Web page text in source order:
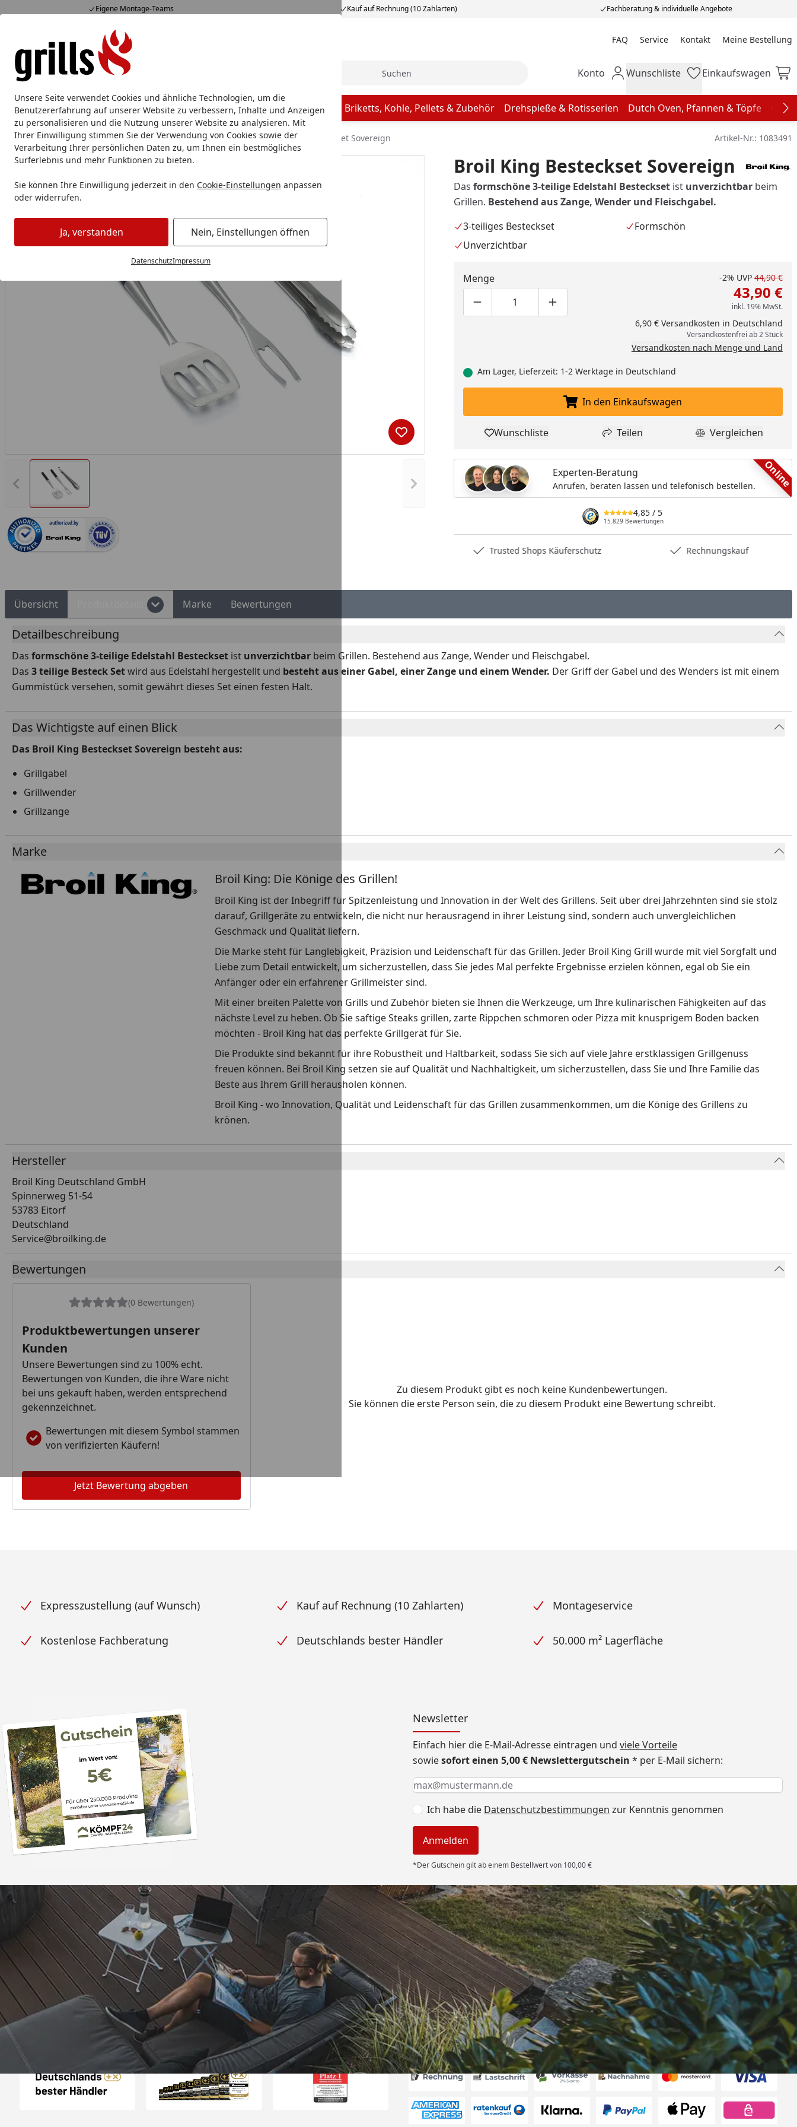
Unsere Seite verwendet Cookies und ähnliche Technologien, um die
Benutzererfahrung auf unserer Website zu verbessern, Inhalte und Anzeigen
zu personalisieren und die Nutzung unserer Website zu analysieren. Mit
Ihrer Einwilligung stimmen Sie der Verwendung von Cookies sowie der
Verarbeitung Ihrer persönlichen Daten zu, um Ihnen ein bestmögliches
Surferlebnis und mehr Funktionen zu bieten.
Sie können Ihre Einwilligung jederzeit in den Cookie-Einstellungen anpassen
oder widerrufen.
Ja, verstanden Nein, Einstellungen öffnen
DatenschutzImpressum
Eigene Montage-Teams Kauf auf Rechnung (10 Zahlarten) Fachberatung & individuelle Angebote
Mo-Fr. 8-16 Uhr 15.829 Bewertungen FAQ Service Kontakt Meine Bestellung
Meine Bestellung
Alle Produkte
Alle ProdukteMarken Mein Konto
Konto Wunschliste
Wunschliste Einkaufswagen
Einkaufswagen
Grillzubehör Aluschale Burgerpresse & Zubehör Butcher Paper Briketts, Kohle, Pellets & Zubehör Drehspieße & Rotisserien Dutch Oven, Pfannen & Töpfe
Startseite
Grillzubehör Grillbesteck Grillzangen & Grillpinzetten Broil King Besteckset Sovereign Artikel-Nr.: 1083491
Vorheriges Bild anzeigen Nächstes Bild anzeigen
Produkt zur Wunschliste hinzufügen
authorized.by
Broil King Besteckset Sovereign
Das formschöne 3-teilige Edelstahl Bestecksetist unverzichtbarbeim
Grillen. Bestehend aus Zange, Wender und Fleischgabel.
3-teiliges Besteckset
Formschön
Unverzichtbar
Menge
Produktmenge um eins verringern
Produktmenge manuell eingeben
Produktmenge um eins erhöhen
-2% UVP 44,90 €
43,90 €
inkl. 19% MwSt.
6,90 € Versandkosten in Deutschland
Versandkostenfrei ab 2 Stück
Versandkosten nach Menge und Land
Am Lager, Lieferzeit: 1-2 Werktage in Deutschland
In den Einkaufswagen legen
In den Einkaufswagen
Produkt zur Wunschliste hinzufügen
Wunschliste Teilen
Teilen Produkt
Vergleichen
Online
Experten-Beratung
Anrufen, beraten lassen und telefonisch bestellen.
4,85 / 5
15.829 Bewertungen
Trusted Shops Käuferschutz Rechnungskauf
Übersicht Marke Bewertungen
Detailbeschreibung
Das formschöne 3-teilige Edelstahl Besteckset ist unverzichtbar beim Grillen. Bestehend aus Zange, Wender und Fleischgabel.
Das 3 teilige Besteck Setwird aus Edelstahl hergestellt und besteht aus einer Gabel, einer Zange und einem Wender. Der Griff der Gabel und des Wenders ist mit einem
Gummistück versehen, somit gewährt dieses Set einen festen Halt.
Das Wichtigste auf einen Blick
Das Broil King Besteckset Sovereign besteht aus:
Grillgabel
Grillwender
Grillzange
Marke
Broil King: Die Könige des Grillen!
Broil King ist der Inbegriff für Spitzenleistung und Innovation in der Welt des Grillens. Seit über drei Jahrzehnten sind sie stolz
darauf, Grillgeräte zu entwickeln, die nicht nur herausragend in ihrer Leistung sind, sondern auch unvergleichlichen
Geschmack und Qualität liefern.
Die Marke steht für Langlebigkeit, Präzision und Leidenschaft für das Grillen. Jeder Broil King Grill wurde mit viel Sorgfalt und
Liebe zum Detail entwickelt, um sicherzustellen, dass Sie jedes Mal perfekte Ergebnisse erzielen können, egal ob Sie ein
Anfänger oder ein erfahrener Grillmeister sind.
Mit einer breiten Palette von Grills und Zubehör bieten sie Ihnen die Werkzeuge, um Ihre kulinarischen Fähigkeiten auf das
nächste Level zu heben. Ob Sie saftige Steaks grillen, zarte Rippchen schmoren oder Pizza mit knusprigem Boden backen
möchten - Broil King hat das perfekte Grillgerät für Sie.
Die Produkte sind bekannt für ihre Robustheit und Haltbarkeit, sodass Sie sich auf viele Jahre erstklassigen Grillgenuss
freuen können. Bei Broil King setzen sie auf Qualität und Nachhaltigkeit, um sicherzustellen, dass Sie und Ihre Familie das
Beste aus Ihrem Grill herausholen können.
Broil King - wo Innovation, Qualität und Leidenschaft für das Grillen zusammenkommen, um die Könige des Grillens zu
krönen.
Hersteller
Broil King Deutschland GmbH
Spinnerweg 51-54
53783 Eitorf
Deutschland
Service@broilking.de
Bewertungen
(0 Bewertungen)
Produktbewertungen unserer
Kunden
Unsere Bewertungen sind zu 100% echt.
Bewertungen von Kunden, die ihre Ware nicht
bei uns gekauft haben, werden entsprechend
gekennzeichnet.
Bewertungen mit diesem Symbol stammen
von verifizierten Käufern!
Jetzt Bewertung abgeben
Zu diesem Produkt gibt es noch keine Kundenbewertungen.
Sie können die erste Person sein, die zu diesem Produkt eine Bewertung schreibt.
Expresszustellung (auf Wunsch) Kauf auf Rechnung (10 Zahlarten) Montageservice
Kostenlose Fachberatung Deutschlands bester Händler 50.000 m² Lagerfläche
Newsletter
Einfach hier die E-Mail-Adresse eintragen und viele Vorteile
sowiesofort einen 5,00 € Newslettergutschein * per E-Mail sichern:
Keine Eingabe erforderlich
Eingabe erforderlich
E-Mail *
Ich habe die Datenschutzbestimmungen zur Kenntnis genommen
Anmelden
*Der Gutschein gilt ab einem Bestellwert von 100,00 €
Trusted Shops
4,85/ 5
15.829 Bewertungen
„Problemlos bestellt und geliefert.
Gerne wieder. “
07.08.2026
Versand
Auszeichnungen Akzeptierte Zahlungsarten